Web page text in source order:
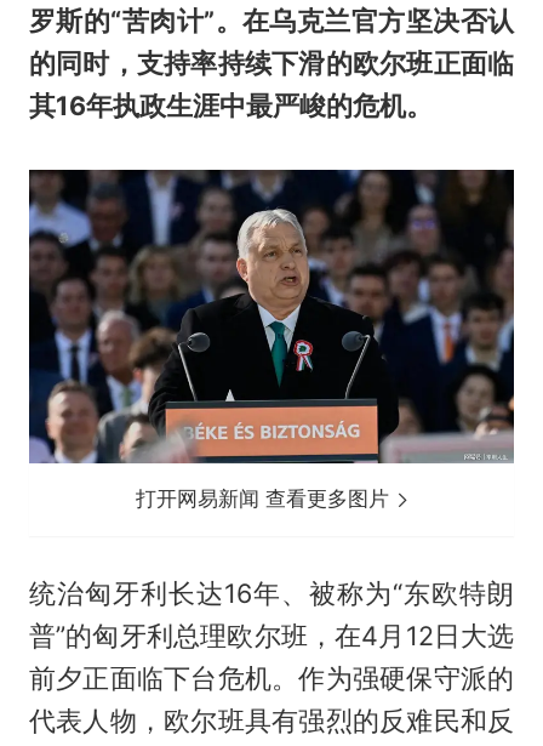
罗斯的“苦肉计”。在乌克兰官方坚决否认
的同时，支持率持续下滑的欧尔班正面临
其16年执政生涯中最严峻的危机。
打开网易新闻 查看更多图片
统治匈牙利长达16年、被称为“东欧特朗
普”的匈牙利总理欧尔班，在4月12日大选
前夕正面临下台危机。作为强硬保守派的
代表人物，欧尔班具有强烈的反难民和反